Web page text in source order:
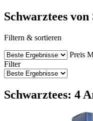
Schwarztees
Filtern & sortieren
Preis
Filter
Schwarztees: 4